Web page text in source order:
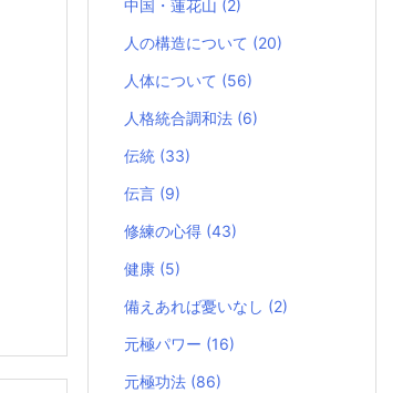
中国・蓮花山 (2)
人の構造について (20)
人体について (56)
人格統合調和法 (6)
伝統 (33)
伝言 (9)
修練の心得 (43)
健康 (5)
備えあれば憂いなし (2)
元極パワー (16)
元極功法 (86)